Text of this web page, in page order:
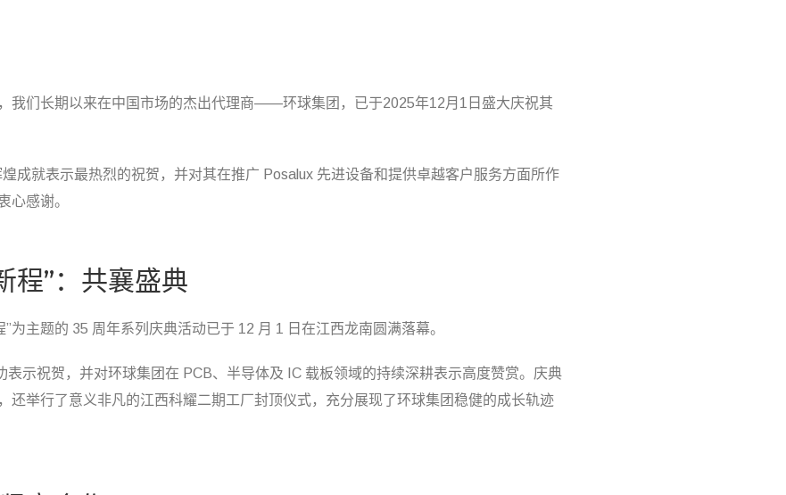
我们长期以来在中国市场的杰出代理商——环球集团，已于2025年12月1日盛大庆祝其
成就表示最热烈的祝贺，并对其在推广 Posalux 先进设备和提供卓越客户服务方面所作
心感谢。
程”：共襄盛典
为主题的 35 周年系列庆典活动已于 12 月 1 日在江西龙南圆满落幕。
表示祝贺，并对环球集团在 PCB、半导体及 IC 载板领域的持续深耕表示高度赞赏。庆典
还举行了意义非凡的江西科耀二期工厂封顶仪式，充分展现了环球集团稳健的成长轨迹